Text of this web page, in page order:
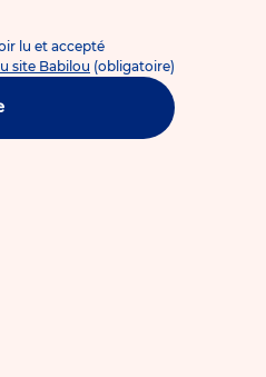
lu et accepté
site Babilou (obligatoire)